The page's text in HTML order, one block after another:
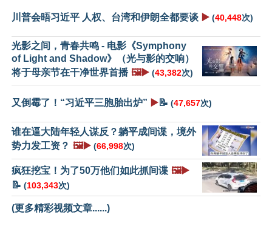
川普会晤习近平 人权、台湾和伊朗全都要谈 ▶️ (40,448次)
光影之间，青春共鸣 - 电影《Symphony
of Light and Shadow》（光与影的交响）
将于母亲节在干净世界首播 🖼️▶️ (43,382次)
又倒霉了！“习近平三胞胎出炉” ▶️📝 (47,657次)
谁在逼大陆年轻人谋反？躺平成间谍，境外
势力发工资？ 🖼️▶️ (66,998次)
疯狂挖宝！为了50万他们如此抓间谍 🖼️▶️
📝 (103,343次)
(更多精彩视频文章......)